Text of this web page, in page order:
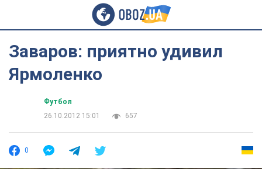
Заваров: приятно удивил
Ярмоленко
Футбол
26.10.2012 15:01
657
0